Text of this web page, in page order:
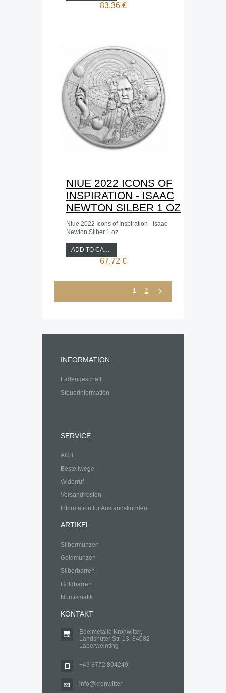
83,36 €
NIUE 2022 ICONS OF
INSPIRATION - ISAAC
NEWTON SILBER 1 OZ
Niue 2022 Icons of Inspiration - Isaac
Newton Silber 1 oz
ADD TO CART
67,72 €
1 2
INFORMATION
Ladengeschäft
Steuerinformation
SERVICE
AGB
Bestellwege
Widerruf
Versandkosten
Information für Auslandskunden
ARTIKEL
Silbermünzen
Goldmünzen
Silberbarren
Goldbarren
Numismatik
KONTAKT
Edelmetalle Kronwitter,
Landshuter Str. 13, 84082
Laberweinting
+49 8772 804249
info@kronwitter-